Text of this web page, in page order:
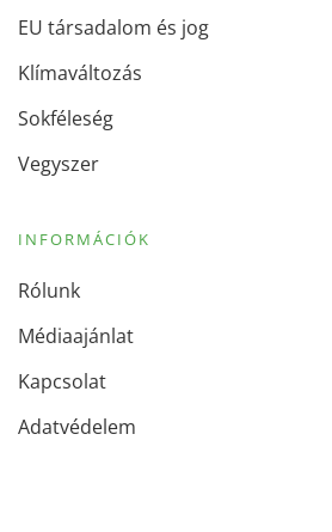
EU társadalom és jog
Klímaváltozás
Sokféleség
Vegyszer
INFORMÁCIÓK
Rólunk
Médiaajánlat
Kapcsolat
Adatvédelem